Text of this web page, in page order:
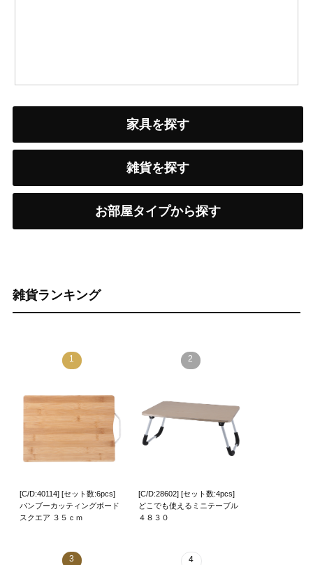
家具を探す
雑貨を探す
お部屋タイプから探す
雑貨ランキング
1
[C/D:40114] [セット数:6pcs]
バンブーカッティングボード
スクエア ３５ｃｍ
2
[C/D:28602] [セット数:4pcs]
どこでも使えるミニテーブル
４８３０
3 4